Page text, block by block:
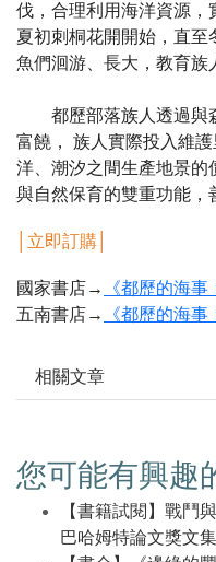
伐，合理利用海洋資源，
夏初刺桐花開開始，直
魚們洄游、長大，教育族
都歷部落族人透過與
富饒， 族人實際投入維
洋、潮汐之間生產地景的
與自然保育的雙重功能，
立即訂購
國家書店→
《都歷的海
五南書店→
《都歷的海
相關文章
您可能有興趣
【書籍試閱】戰鬥
巴哈姆特論文獎文集